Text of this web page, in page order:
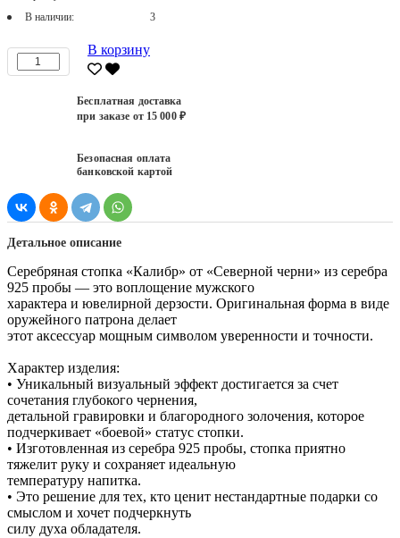
В наличии:
3
В корзину
Бесплатная доставка
при заказе от 15 000 ₽
Безопасная оплата
банковской картой
Детальное описание
Серебряная стопка «Калибр» от «Северной черни» из серебра
925 пробы — это воплощение мужского
характера и ювелирной дерзости. Оригинальная форма в виде
оружейного патрона делает
этот аксессуар мощным символом уверенности и точности.
Характер изделия:
• Уникальный визуальный эффект достигается за счет
сочетания глубокого чернения,
детальной гравировки и благородного золочения, которое
подчеркивает «боевой» статус стопки.
• Изготовленная из серебра 925 пробы, стопка приятно
тяжелит руку и сохраняет идеальную
температуру напитка.
• Это решение для тех, кто ценит нестандартные подарки со
смыслом и хочет подчеркнуть
силу духа обладателя.